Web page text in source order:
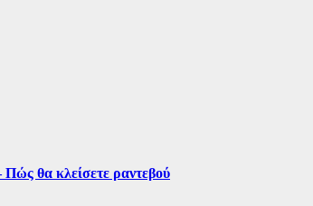
θα κλείσετε ραντεβού